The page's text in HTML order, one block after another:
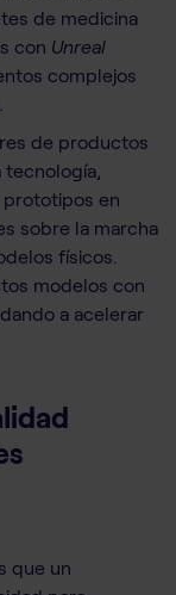
de medicina
con Unreal
complejos
de productos
prototipos en
sobre la marcha
físicos.
modelos con
a acelerar
que un